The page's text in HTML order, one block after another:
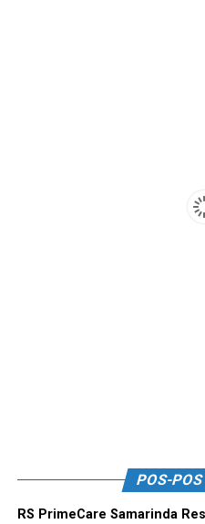
POS-
RS PrimeCare Samarinda